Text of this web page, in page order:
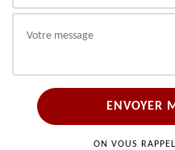
ON VOUS